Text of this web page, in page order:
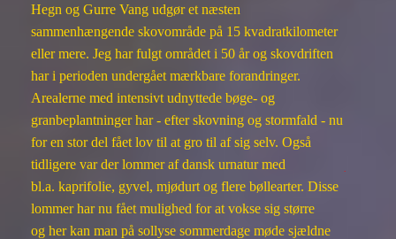
Hegn og Gurre Vang udgør et næsten
sammenhængende skovområde på 15 kvadratkilometer
eller mere. Jeg har fulgt området i 50 år og skovdriften
har i perioden undergået mærkbare forandringer.
Arealerne med intensivt udnyttede bøge- og
granbeplantninger har - efter skovning og stormfald - nu
for en stor del fået lov til at gro til af sig selv. Også
tidligere var der lommer af dansk urnatur med
bl.a. kaprifolie, gyvel, mjødurt og flere bøllearter. Disse
lommer har nu fået mulighed for at vokse sig større
og her kan man på sollyse sommerdage møde sjældne